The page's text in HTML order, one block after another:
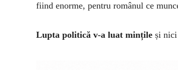
fiind enorme, pentru românul ce
Lupta politică v-a luat mințile și nici